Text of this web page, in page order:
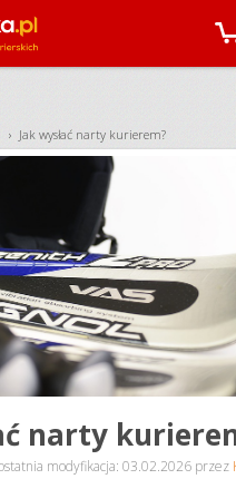
Jak wysłać narty kurierem?
narty
modyfikacja: 03.02.2026 przez